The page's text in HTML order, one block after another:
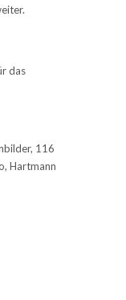
das
116
Hartmann